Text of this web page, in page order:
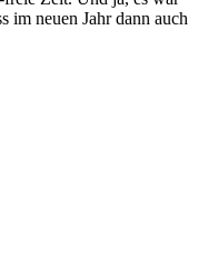
im neuen Jahr dann auch